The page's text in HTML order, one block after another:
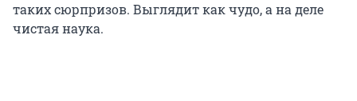
таких сюрпризов. Выглядит как чудо, а на деле
чистая наука.